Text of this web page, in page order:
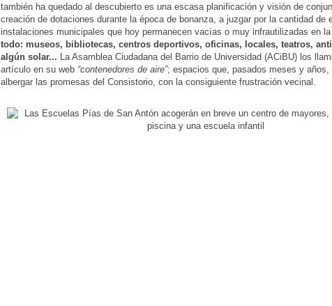
también ha quedado al descubierto es una escasa planificación y visión de
creación de dotaciones durante la época de bonanza, a juzgar por la cantidad de
instalaciones municipales que hoy permanecen vacías o muy infrautilizadas en la
todo: museos, bibliotecas, centros deportivos, oficinas, locales, teatros,
algún solar... La Asamblea Ciudadana del Barrio de Universidad (ACiBU) los
artículo en su web “contenedores de aire”; espacios que, pasados meses y años,
albergar las promesas del Consistorio, con la consiguiente frustración vecinal.